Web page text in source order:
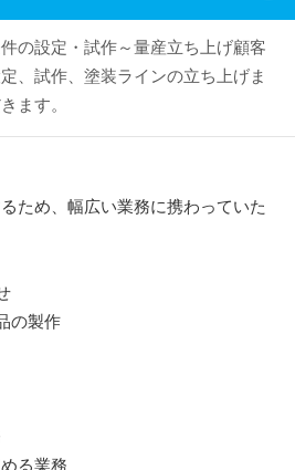
の設定・試作～量産立ち上げ顧客
、試作、塗装ラインの立ち上げま
ます。
ため、幅広い業務に携わっていた
の製作
る業務